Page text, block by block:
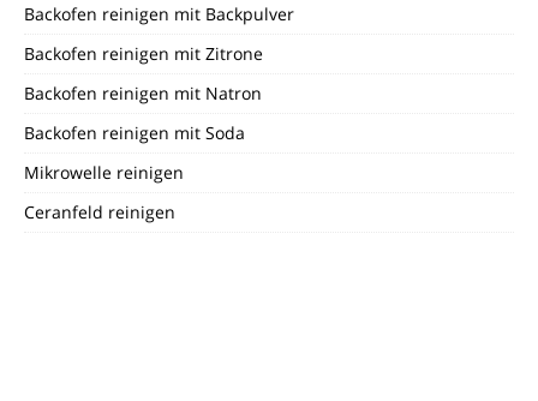
Backofen reinigen mit Backpulver
Backofen reinigen mit Zitrone
Backofen reinigen mit Natron
Backofen reinigen mit Soda
Mikrowelle reinigen
Ceranfeld reinigen